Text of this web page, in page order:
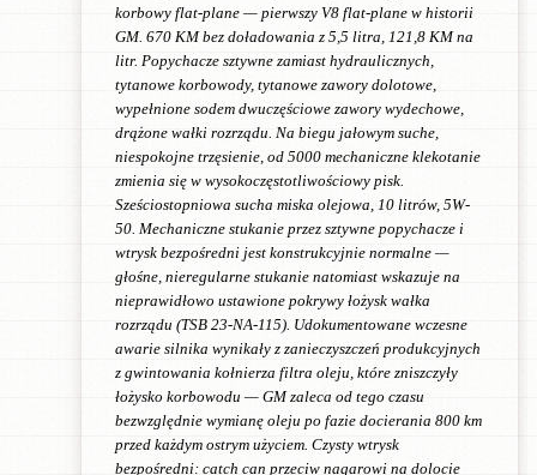
korbowy flat-plane — pierwszy V8 flat-plane w historii
GM. 670 KM bez doładowania z 5,5 litra, 121,8 KM na
litr. Popychacze sztywne zamiast hydraulicznych,
tytanowe korbowody, tytanowe zawory dolotowe,
wypełnione sodem dwuczęściowe zawory wydechowe,
drążone wałki rozrządu. Na biegu jałowym suche,
niespokojne trzęsienie, od 5000 mechaniczne klekotanie
zmienia się w wysokoczęstotliwościowy pisk.
Sześciostopniowa sucha miska olejowa, 10 litrów, 5W-
50. Mechaniczne stukanie przez sztywne popychacze i
wtrysk bezpośredni jest konstrukcyjnie normalne —
głośne, nieregularne stukanie natomiast wskazuje na
nieprawidłowo ustawione pokrywy łożysk wałka
rozrządu (TSB 23-NA-115). Udokumentowane wczesne
awarie silnika wynikały z zanieczyszczeń produkcyjnych
z gwintowania kołnierza filtra oleju, które zniszczyły
łożysko korbowodu — GM zaleca od tego czasu
bezwzględnie wymianę oleju po fazie docierania 800 km
przed każdym ostrym użyciem. Czysty wtrysk
bezpośredni: catch can przeciw nagarowi na dolocie